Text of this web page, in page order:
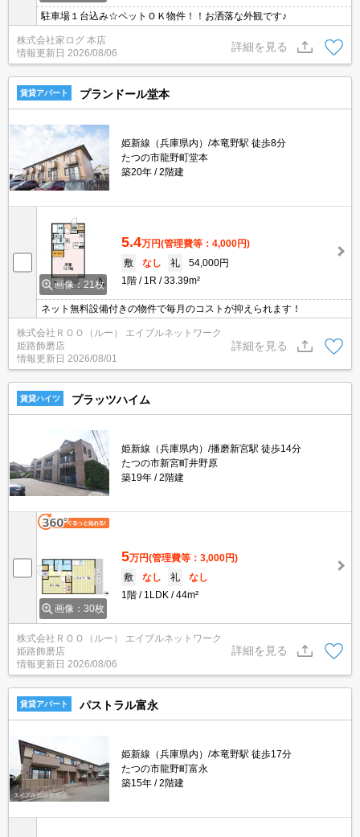
駐車場１台込み☆ペットＯＫ物件！！お洒落な外観です♪
株式会社家ログ 本店
情報更新日 2026/08/06
詳細を見る
賃貸アパート プランドール堂本
姫新線（兵庫県内）/本竜野駅 徒歩8分
たつの市龍野町堂本
築20年
2階建
画像：21枚
5.4万円(管理費等：4,000円)
敷
なし 礼
54,000円
1階
1R 33.39m²
ネット無料設備付きの物件で毎月のコストが抑えられます！
株式会社ＲＯＯ（ルー） エイブルネットワーク
姫路飾磨店
情報更新日 2026/08/01
詳細を見る
賃貸ハイツ プラッツハイム
姫新線（兵庫県内）/播磨新宮駅 徒歩14分
たつの市新宮町井野原
築19年
2階建
画像：30枚
5万円(管理費等：3,000円)
敷
なし 礼
なし
1階
1LDK 44m²
株式会社ＲＯＯ（ルー） エイブルネットワーク
姫路飾磨店
情報更新日 2026/08/06
詳細を見る
賃貸アパート パストラル富永
姫新線（兵庫県内）/本竜野駅 徒歩17分
たつの市龍野町富永
築15年
2階建